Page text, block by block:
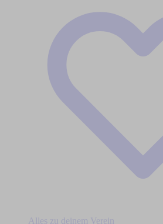
Alles zu deinem Verein